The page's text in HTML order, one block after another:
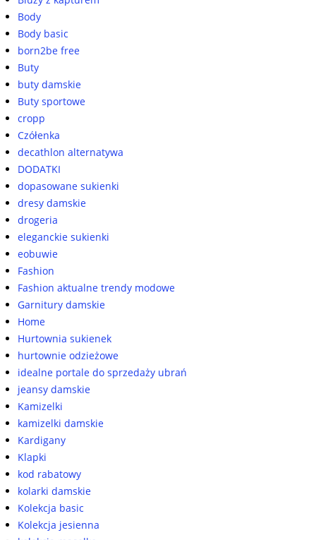
Body
Body basic
born2be free
Buty
buty damskie
Buty sportowe
cropp
Czółenka
decathlon alternatywa
DODATKI
dopasowane sukienki
dresy damskie
drogeria
eleganckie sukienki
eobuwie
Fashion
Fashion aktualne trendy modowe
Garnitury damskie
Home
Hurtownia sukienek
hurtownie odzieżowe
idealne portale do sprzedaży ubrań
jeansy damskie
Kamizelki
kamizelki damskie
Kardigany
Klapki
kod rabatowy
kolarki damskie
Kolekcja basic
Kolekcja jesienna